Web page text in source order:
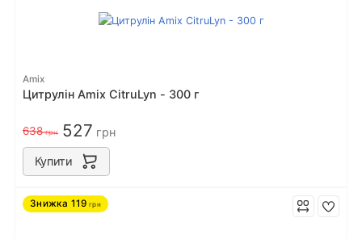
Amix
Цитрулін Amix CitruLyn - 300 г
638грн 527 грн
Купити
Знижка 119 грн